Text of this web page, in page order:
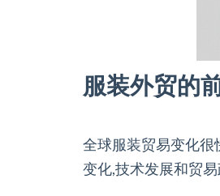
服装外贸的
全球服装贸易变化很
变化,技术发展和贸